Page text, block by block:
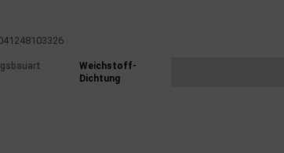
Weichstoff-
Dichtung